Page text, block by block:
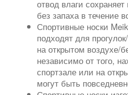
отвод влаги
без запаха в течение
Спортивные носки
подходят для
на открытом воздухе/
независимо от того,
спортзале или на
могут быть